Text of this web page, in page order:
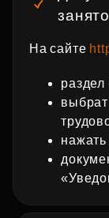
На сайте